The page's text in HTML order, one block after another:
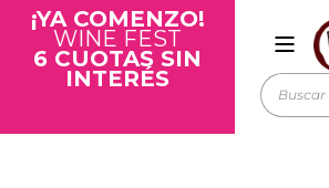
¡YA COMENZO!
WINE FEST
6 CUOTAS SIN
INTERÉS